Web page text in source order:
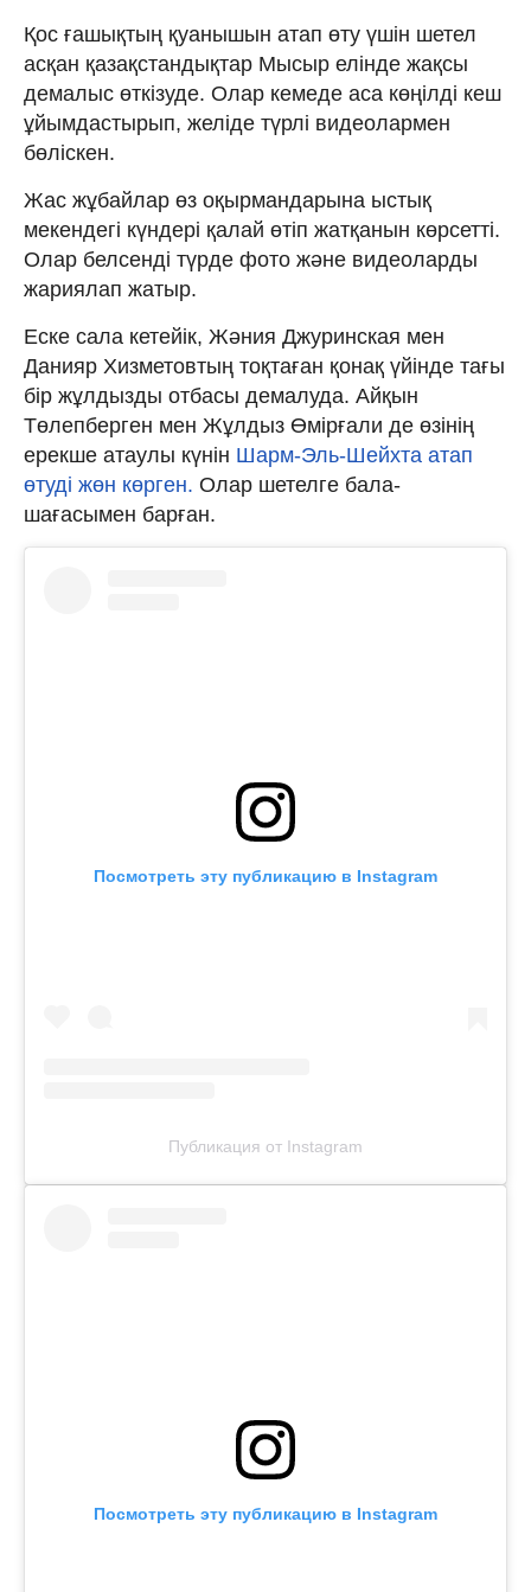
Қос ғашықтың қуанышын атап өту үшін шетел
асқан қазақстандықтар Мысыр елінде жақсы
демалыс өткізуде. Олар кемеде аса көңілді кеш
ұйымдастырып, желіде түрлі видеолармен
бөліскен.
Жас жұбайлар өз оқырмандарына ыстық
мекендегі күндері қалай өтіп жатқанын көрсетті.
Олар белсенді түрде фото және видеоларды
жариялап жатыр.
Еске сала кетейік, Жәния Джуринская мен
Данияр Хизметовтың тоқтаған қонақ үйінде тағы
бір жұлдызды отбасы демалуда. Айқын
Төлепберген мен Жұлдыз Өмірғали де өзінің
ерекше атаулы күнін Шарм-Эль-Шейхта атап
өтуді жөн көрген. Олар шетелге бала-
шағасымен барған.
Посмотреть эту публикацию в Instagram
Публикация от Instagram
Посмотреть эту публикацию в Instagram